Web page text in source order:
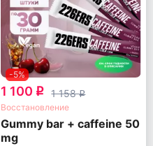
-5%
1 100 q 1 158q
Восстановление
Gummy bar + caffeine 50
mg